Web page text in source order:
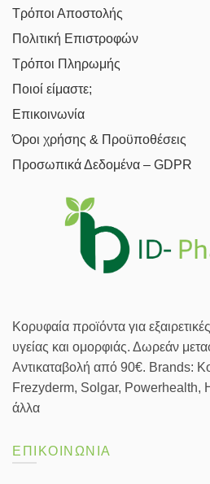
Τρόποι Αποστολής
Πολιτική Επιστροφών
Τρόποι Πληρωμής
Ποιοί είμαστε;
Επικοινωνία
Όροι χρήσης & Προϋποθέσεις
Προσωπικά Δεδομένα – GDPR
Κορυφαία προϊόντα για
υγείας και ομορφιάς. Δωρεάν
Αντικαταβολή από 90€. Brands:
Frezyderm, Solgar, Powerhealth,
άλλα
ΕΠΙΚΟΙΝΩΝΙΑ